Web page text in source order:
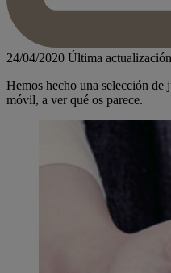
24/04/2020 Última
Hemos hecho una selección de
móvil, a ver qué os parece.